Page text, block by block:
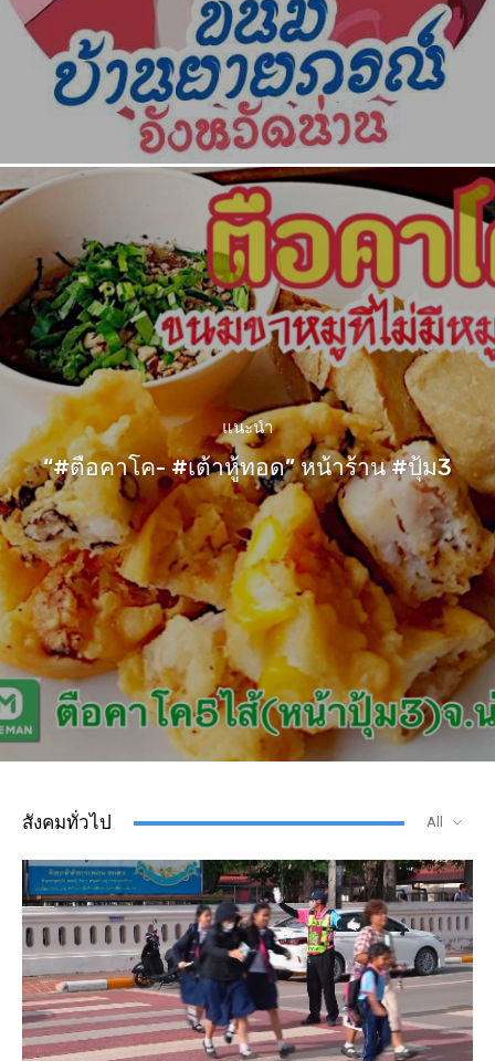
แนะนำ
“#ตือคาโค- #เต้าหู้ทอด” หน้าร้าน #ปุ้ม3
สังคมทั่วไป All